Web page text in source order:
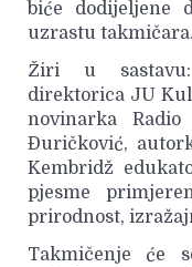
biće dodijeljene
uzrastu takmičara.
Žiri u sastavu:
direktorica JU
novinarka
Đuričković,
Kembridž
pjesme
prirodnost,
Takmičenje će